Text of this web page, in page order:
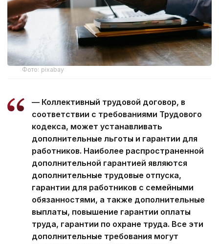
Фото: pixabay
— Коллективный трудовой договор, в
соответствии с требованиями Трудового
кодекса, может устанавливать
дополнительные льготы и гарантии для
работников. Наиболее распространенной
дополнительной гарантией являются
дополнительные трудовые отпуска,
гарантии для работников с семейными
обязанностями, а также дополнительные
выплаты, повышение гарантии оплаты
труда, гарантии по охране труда. Все эти
дополнительные требования могут